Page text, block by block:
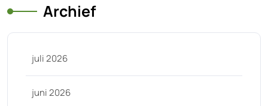
Archief
juli 2026
juni 2026